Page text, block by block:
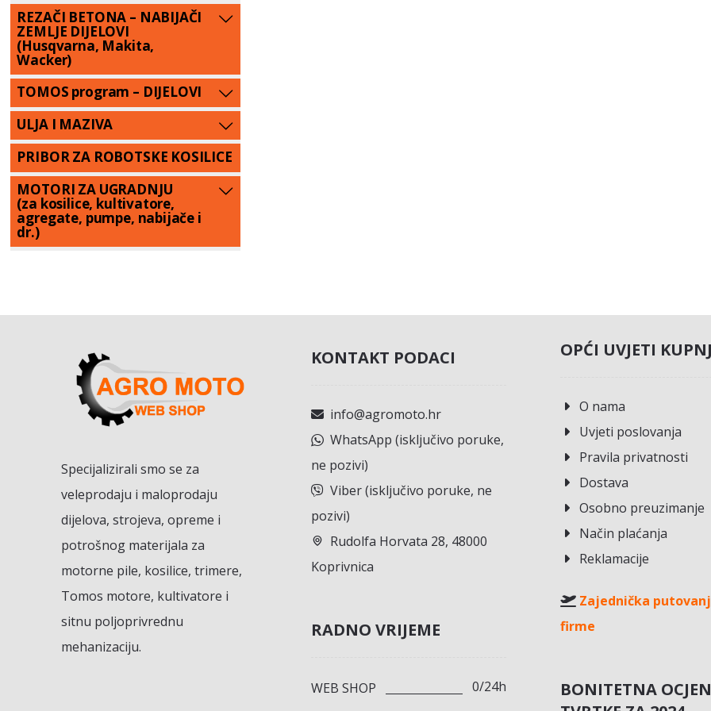
REZAČI BETONA – NABIJAČI
ZEMLJE DIJELOVI
(Husqvarna, Makita,
Wacker)
TOMOS program – DIJELOVI
ULJA I MAZIVA
PRIBOR ZA ROBOTSKE KOSILICE
MOTORI ZA UGRADNJU
(za kosilice, kultivatore,
agregate, pumpe, nabijače i
dr.)
Specijalizirali smo se za
veleprodaju i maloprodaju
dijelova, strojeva, opreme i
potrošnog materijala za
motorne pile, kosilice, trimere,
Tomos motore, kultivatore i
sitnu poljoprivrednu
mehanizaciju.
KONTAKT PODACI
info@agromoto.hr
WhatsApp (isključivo poruke,
ne pozivi)
Viber (isključivo poruke, ne
pozivi)
Rudolfa Horvata 28, 48000
Koprivnica
RADNO VRIJEME
WEB SHOP 0/24h
OPĆI UVJETI
O nama
Uvjeti poslovanja
Pravila privatnosti
Dostava
Osobno preuzimanje
Način plaćanja
Reklamacije
Zajednička
firme
BONITETNA